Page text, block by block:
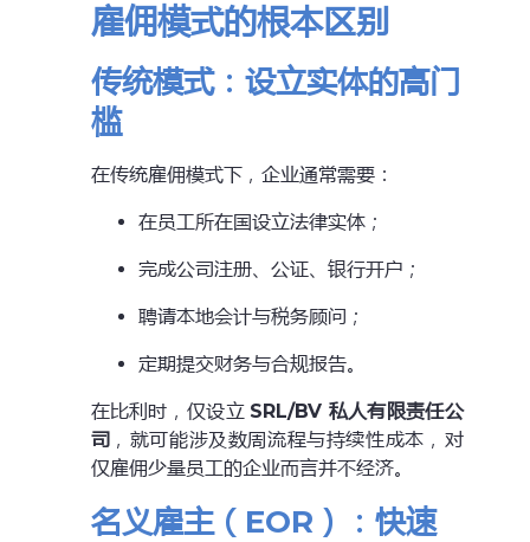
雇佣模式的根本区别
传统模式：设立实体的高门
槛
在传统雇佣模式下，企业通常需要：
在员工所在国设立法律实体；
完成公司注册、公证、银行开户；
聘请本地会计与税务顾问；
定期提交财务与合规报告。
在比利时，仅设立 SRL/BV 私人有限责任公
司 ，就可能涉及数周流程与持续性成本，对
仅雇佣少量员工的企业而言并不经济。
名义雇主（EOR）：快速